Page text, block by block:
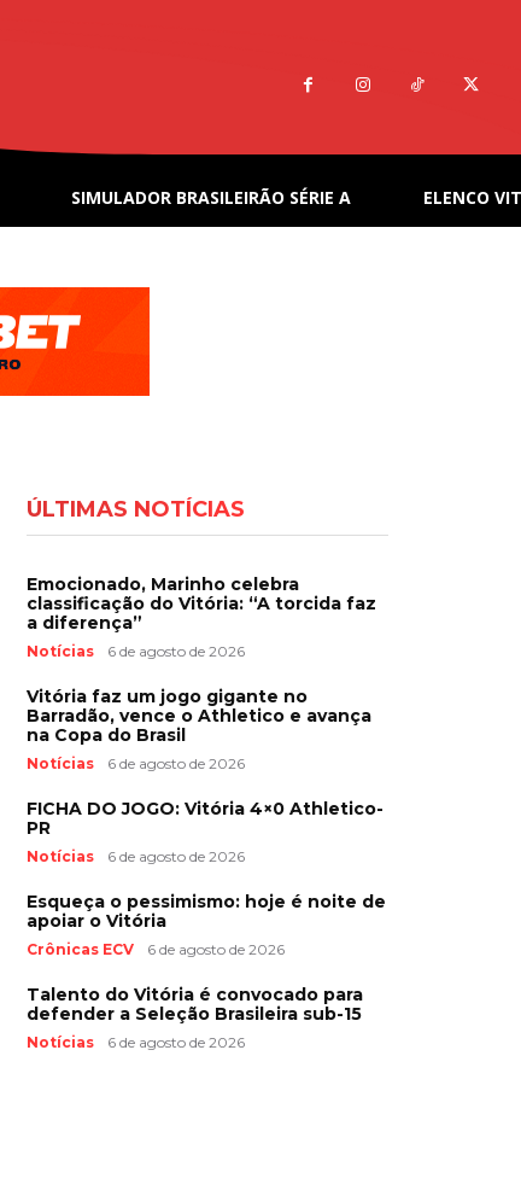
SIMULADOR BRASILEIRÃO SÉRIE A ELENCO
ÚLTIMAS NOTÍCIAS
Emocionado, Marinho celebra
classificação do Vitória: “A torcida faz
a diferença”
Notícias 6 de agosto de 2026
Vitória faz um jogo gigante no
Barradão, vence o Athletico e avança
na Copa do Brasil
Notícias 6 de agosto de 2026
FICHA DO JOGO: Vitória 4×0 Athletico-
PR
Notícias 6 de agosto de 2026
Esqueça o pessimismo: hoje é noite de
apoiar o Vitória
Crônicas ECV 6 de agosto de 2026
Talento do Vitória é convocado para
defender a Seleção Brasileira sub-15
Notícias 6 de agosto de 2026